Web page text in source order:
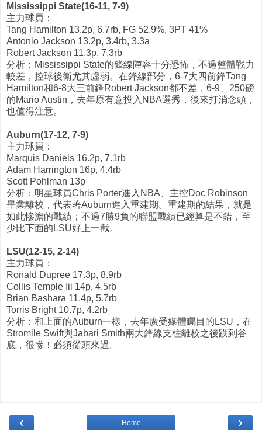
Mississippi State(16-11, 7-9)
主力球員：
Tang Hamilton 13.2p, 6.7rb, FG 52.9%, 3PT 41%
Antonio Jackson 13.2p, 3.4rb, 3.3a
Robert Jackson 11.3p, 7.3rb
分析：Mississippi State的鋒線陣容十分恐怖，不過整體戰力
較差，控球後衛尤其虛弱。在鋒線部分，6-7大四前鋒Tang
Hamilton和6-8大三前鋒Robert Jackson都不差，6-9、250磅
的Mario Austin，去年原有意投入NBA選秀，後來打消念頭，
也值得注意。
Auburn(17-12, 7-9)
主力球員：
Marquis Daniels 16.2p, 7.1rb
Adam Harrington 16p, 4.4rb
Scott Pohlman 13p
分析：明星球員Chris Porter進入NBA、主控Doc Robinson
畢業離校，代表著Auburn進入重建期。重建期的結果，就是
如此慘澹的戰績；不過7勝9負的聯盟戰績已經算是不錯，至
少比下面的LSU好上一截。
LSU(12-15, 2-14)
主力球員：
Ronald Dupree 17.3p, 8.9rb
Collis Temple Iii 14p, 4.5rb
Brian Bashara 11.4p, 5.7rb
Torris Bright 10.7p, 4.2rb
分析：和上面的Auburn一樣，去年廣受媒體矚目的LSU，在
Stromile Swift與Jabari Smith兩大鋒線支柱離校之後跌到谷
底，很慘！必須從頭來過。
‹ ›
Home